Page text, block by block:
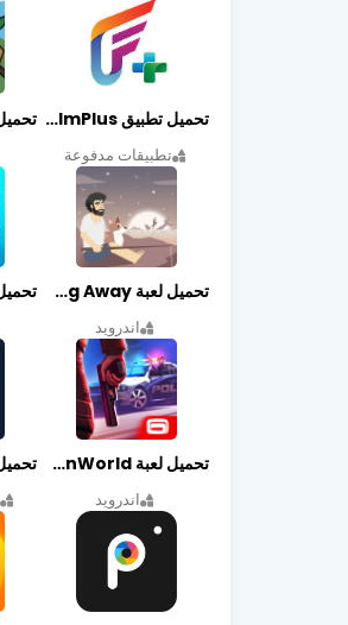
تحميل تطبيق FilmPlus أخر إصدار
تطبيقات مدفوعة
تحميل لعبة Casting Away مهكرة أخر إصدار
اندرويد
تحميل لعبة Gangstar New Orleans OpenWorld مهكرة أخر إصدار
اندرويد